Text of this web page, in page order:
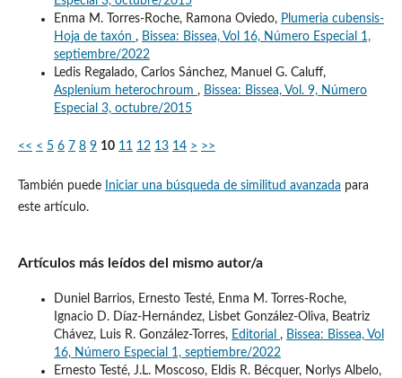
Enma M. Torres-Roche, Ramona Oviedo, Plumeria cubensis-
Hoja de taxón , Bissea: Bissea, Vol 16, Número Especial 1,
septiembre/2022
Ledis Regalado, Carlos Sánchez, Manuel G. Caluff,
Asplenium heterochroum , Bissea: Bissea, Vol. 9, Número
Especial 3, octubre/2015
<< < 5 6 7 8 9 10 11 12 13 14 > >>
También puede Iniciar una búsqueda de similitud avanzada para
este artículo.
Artículos más leídos del mismo autor/a
Duniel Barrios, Ernesto Testé, Enma M. Torres-Roche,
Ignacio D. Díaz-Hernández, Lisbet González-Oliva, Beatriz
Chávez, Luis R. González-Torres, Editorial , Bissea: Bissea, Vol
16, Número Especial 1, septiembre/2022
Ernesto Testé, J.L. Moscoso, Eldis R. Bécquer, Norlys Albelo,